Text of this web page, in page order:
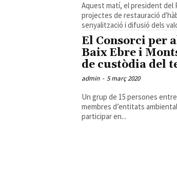
Aquest matí, el president del
projectes de restauració
senyalització i difusió dels
El Consorci per
Baix Ebre i
de custòdia del
admin - 5 març 2020
Un grup de 15 persones
membres d’entitats
participar en...